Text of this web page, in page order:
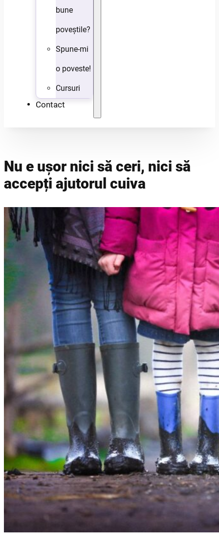
bune
poveștile?
Spune-mi
o poveste!
Cursuri
Contact
Nu e ușor nici să ceri, nici să
accepți ajutorul cuiva